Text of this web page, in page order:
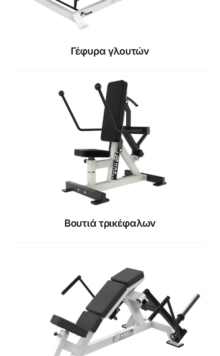
Γέφυρα γλουτών
Βουτιά τρικέφαλων